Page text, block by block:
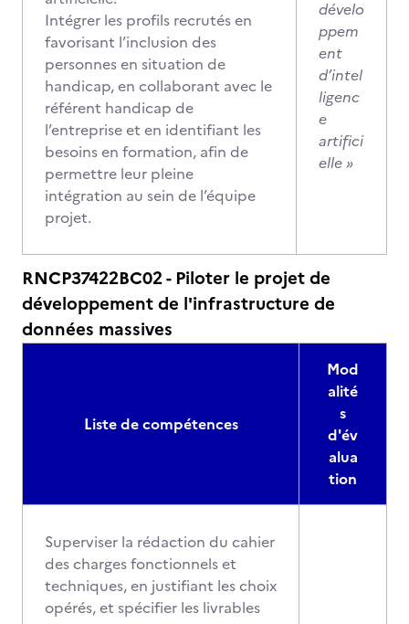
Intégrer les profils recrutés en
favorisant l’inclusion des
personnes en situation de
handicap, en collaborant avec le
référent handicap de
l’entreprise et en identifiant les
besoins en formation, afin de
permettre leur pleine
intégration au sein de l’équipe
projet.
dévelo
ppem
ent
d’intel
ligenc
e
artifici
elle »
RNCP37422BC02 - Piloter le projet de
développement de l'infrastructure de
données massives
Liste de compétences
Mod
alité
s
d'év
alua
tion
Superviser la rédaction du cahier
des charges fonctionnels et
techniques, en justifiant les choix
opérés, et spécifier les livrables